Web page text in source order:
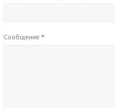
Сообщение *